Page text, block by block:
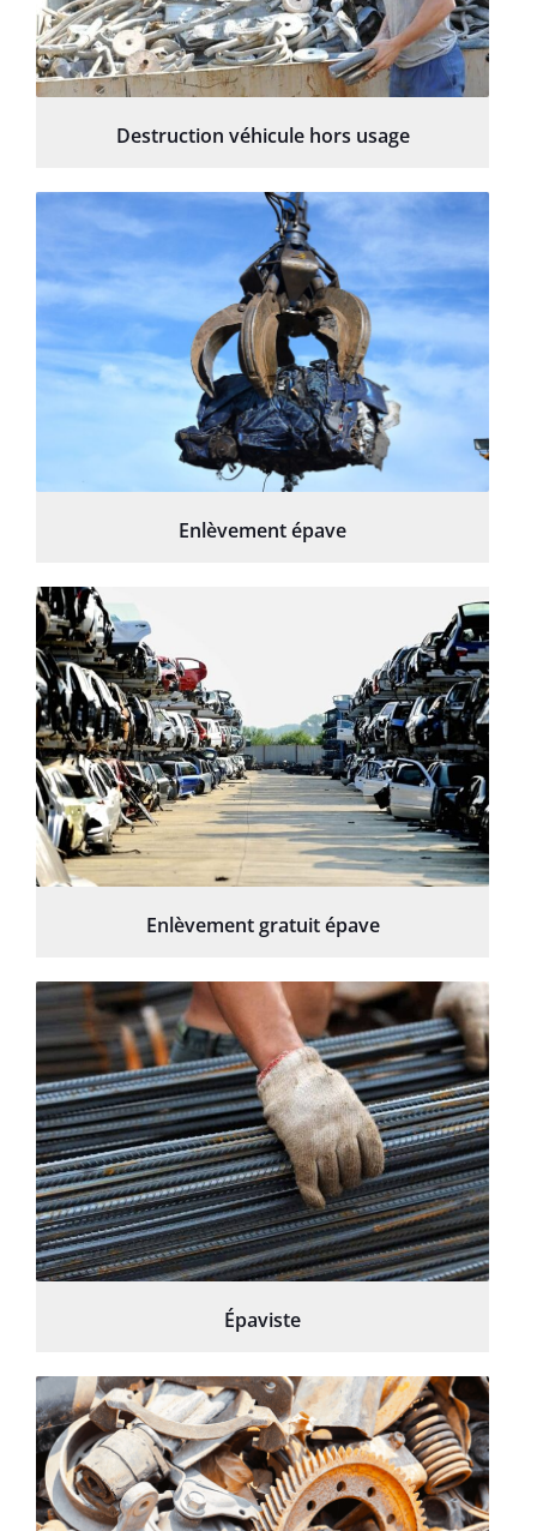
Destruction véhicule hors usage
Enlèvement épave
Enlèvement gratuit épave
Épaviste